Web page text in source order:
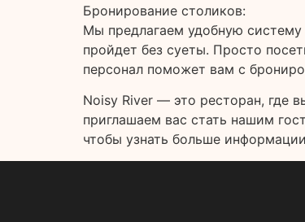
Бронирование столиков:
Мы предлагаем удобную
пройдет без суеты. Просто
персонал поможет вам с
Noisy River — это ресторан, где
приглашаем вас стать нашим
чтобы узнать больше